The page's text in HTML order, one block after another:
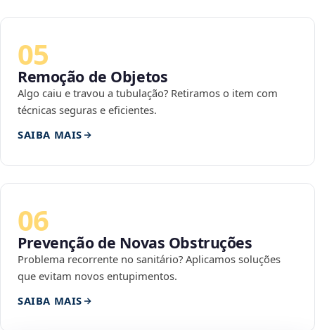
05
Remoção de Objetos
Algo caiu e travou a tubulação? Retiramos o item com
técnicas seguras e eficientes.
SAIBA MAIS
06
Prevenção de Novas Obstruções
Problema recorrente no sanitário? Aplicamos soluções
que evitam novos entupimentos.
SAIBA MAIS